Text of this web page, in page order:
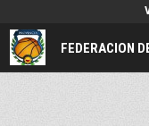
FEDERACION